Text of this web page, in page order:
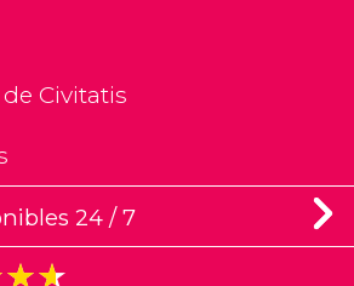
Civitatis
24 / 7